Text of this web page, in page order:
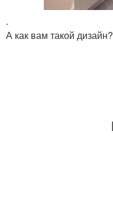
.
А как вам такой дизайн?